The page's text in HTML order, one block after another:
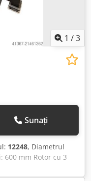
1 /3
Sunați
12248, Diametrul
600 mm Rotor cu 3
Afeyr Tnwoloa
600 mm Motor de